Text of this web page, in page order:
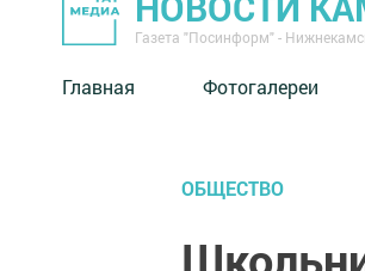
Газета "Посинформ" -
Главная Фотогалереи
ОБЩЕСТВО